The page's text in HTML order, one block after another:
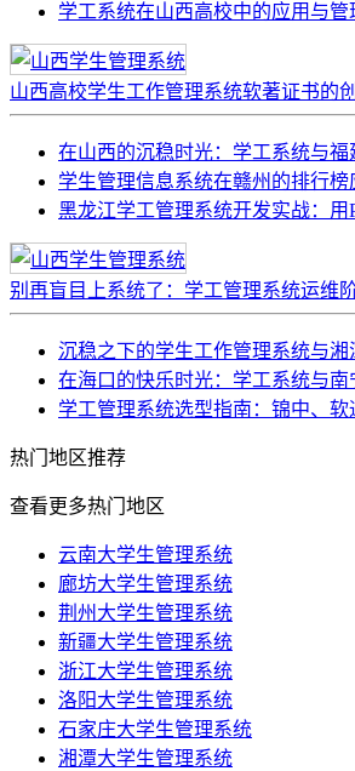
学工系统在山西高校中的应用与管
山西高校学生工作管理系统软著证书的
在山西的沉稳时光：学工系统与福
学生管理信息系统在赣州的排行榜
黑龙江学工管理系统开发实战：用
别再盲目上系统了：学工管理系统运维
沉稳之下的学生工作管理系统与湘
在海口的快乐时光：学工系统与南
学工管理系统选型指南：锦中、
热门 地区推荐
查看更多热门地区
云南大学生管理系统
廊坊大学生管理系统
荆州大学生管理系统
新疆大学生管理系统
浙江大学生管理系统
洛阳大学生管理系统
石家庄大学生管理系统
湘潭大学生管理系统